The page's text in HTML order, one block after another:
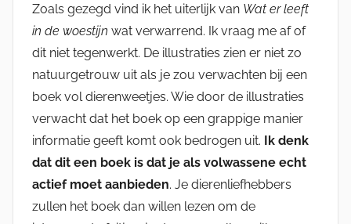
Zoals gezegd vind ik het uiterlijk van Wat er leeft
in de woestijn wat verwarrend. Ik vraag me af of
dit niet tegenwerkt. De illustraties zien er niet zo
natuurgetrouw uit als je zou verwachten bij een
boek vol dierenweetjes. Wie door de illustraties
verwacht dat het boek op een grappige manier
informatie geeft komt ook bedrogen uit. Ik denk
dat dit een boek is dat je als volwassene echt
actief moet aanbieden. Je dierenliefhebbers
zullen het boek dan willen lezen om de